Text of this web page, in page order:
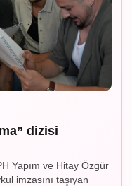
dizisi
Yapım ve Hitay Özgür
imzasını taşıyan